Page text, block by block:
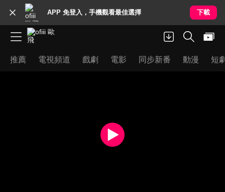
APP 免登入，手機觀看最佳選擇 下載
推薦 電視頻道 戲劇 電影 同步新番 動漫 短